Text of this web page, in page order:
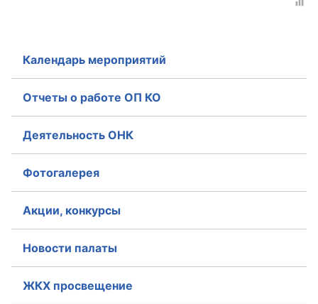
Календарь мероприятий
Отчеты о работе ОП КО
Деятельность ОНК
Фотогалерея
Акции, конкурсы
Новости палаты
ЖКХ просвещение